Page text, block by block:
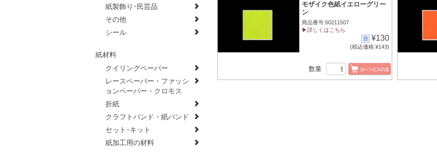
紙製飾り･民芸品
その他
シール
紙材料
クイリングペーパー
レースペーパー・ファッシ
ョンペーパー・クロモス
折紙
クラフトバンド・紙バンド
セット･キット
紙加工用の材料
モザイク色紙イエローグリー
ン
商品番号:60211507
▶詳しくはこちら
¥130
(税込価格:¥143)
数量